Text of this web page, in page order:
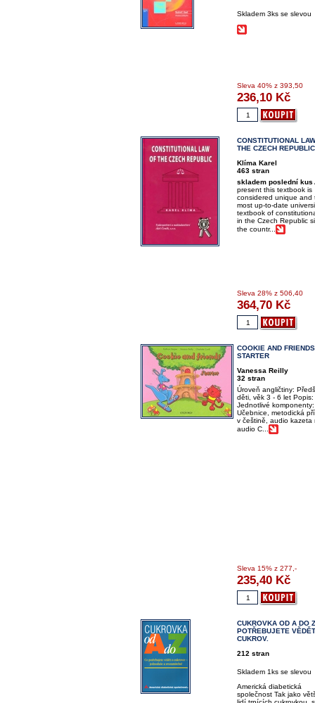
Skladem 3ks se slevou
Sleva 40% z 393,50
236,10 Kč
CONSTITUTIONAL
THE CZECH REPUBLIC
Klíma Karel
463 stran
skladem poslední kus
present this textbook is
considered unique and
most up-to-date
textbook of
in the Czech Republic
the countr...
Sleva 28% z 506,40
364,70 Kč
COOKIE AND FRIENDS
STARTER
Vanessa Reilly
32 stran
Úroveň angličtiny:
děti, věk 3 - 6 let Popis:
Jednotlivé komponenty:
Učebnice, metodická
v češtině, audio kazeta
audio C...
Sleva 15% z 277,-
235,40 Kč
CUKROVKA OD A DO
POTŘEBUJETE
CUKROV.
212 stran
Skladem 1ks se slevou
Americká diabetická
společnost Tak jako